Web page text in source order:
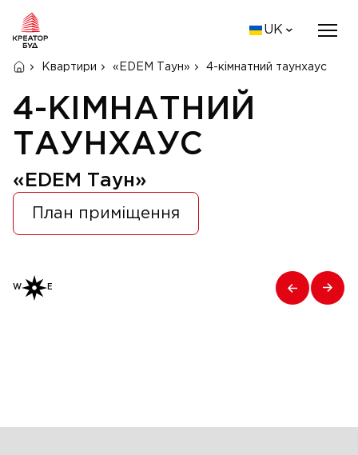
UK
Квартири «EDEM Таун» 4-кімнатний таунхаус
4-КІМНАТНИЙ
ТАУНХАУС
«EDEM Таун»
План приміщення
W E